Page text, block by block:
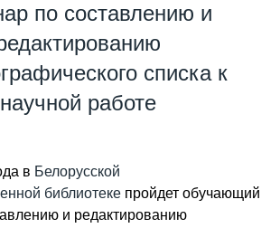
по составлению и
списка к
научной работе
в Белорусской
библиотеке пройдет обучающий
и редактированию